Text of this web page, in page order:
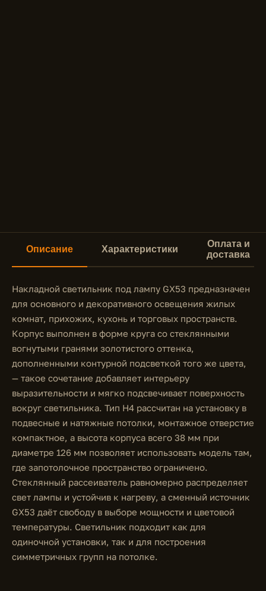
Описание Характеристики
Оплата и
доставка
Накладной светильник под лампу GX53 предназначен
для основного и декоративного освещения жилых
комнат, прихожих, кухонь и торговых пространств.
Корпус выполнен в форме круга со стеклянными
вогнутыми гранями золотистого оттенка,
дополненными контурной подсветкой того же цвета,
— такое сочетание добавляет интерьеру
выразительности и мягко подсвечивает поверхность
вокруг светильника. Тип H4 рассчитан на установку в
подвесные и натяжные потолки, монтажное отверстие
компактное, а высота корпуса всего 38 мм при
диаметре 126 мм позволяет использовать модель там,
где запотолочное пространство ограничено.
Стеклянный рассеиватель равномерно распределяет
свет лампы и устойчив к нагреву, а сменный источник
GX53 даёт свободу в выборе мощности и цветовой
температуры. Светильник подходит как для
одиночной установки, так и для построения
симметричных групп на потолке.